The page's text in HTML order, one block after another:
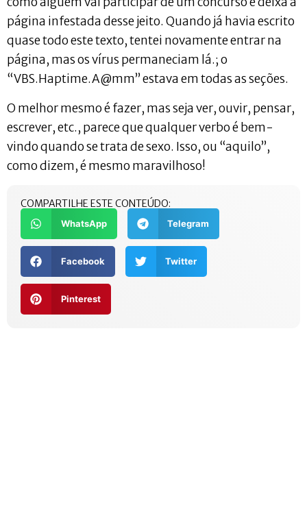
página infestada desse jeito. Quando já havia escrito
quase todo este texto, tentei novamente entrar na
página, mas os vírus permaneciam lá.; o
“VBS.Haptime.A@mm” estava em todas as seções.
O melhor mesmo é fazer, mas seja ver, ouvir, pensar,
escrever, etc., parece que qualquer verbo é bem-
vindo quando se trata de sexo. Isso, ou “aquilo”,
como dizem, é mesmo maravilhoso!
COMPARTILHE ESTE CONTEÚDO:
WhatsApp Telegram
Facebook Twitter
Pinterest